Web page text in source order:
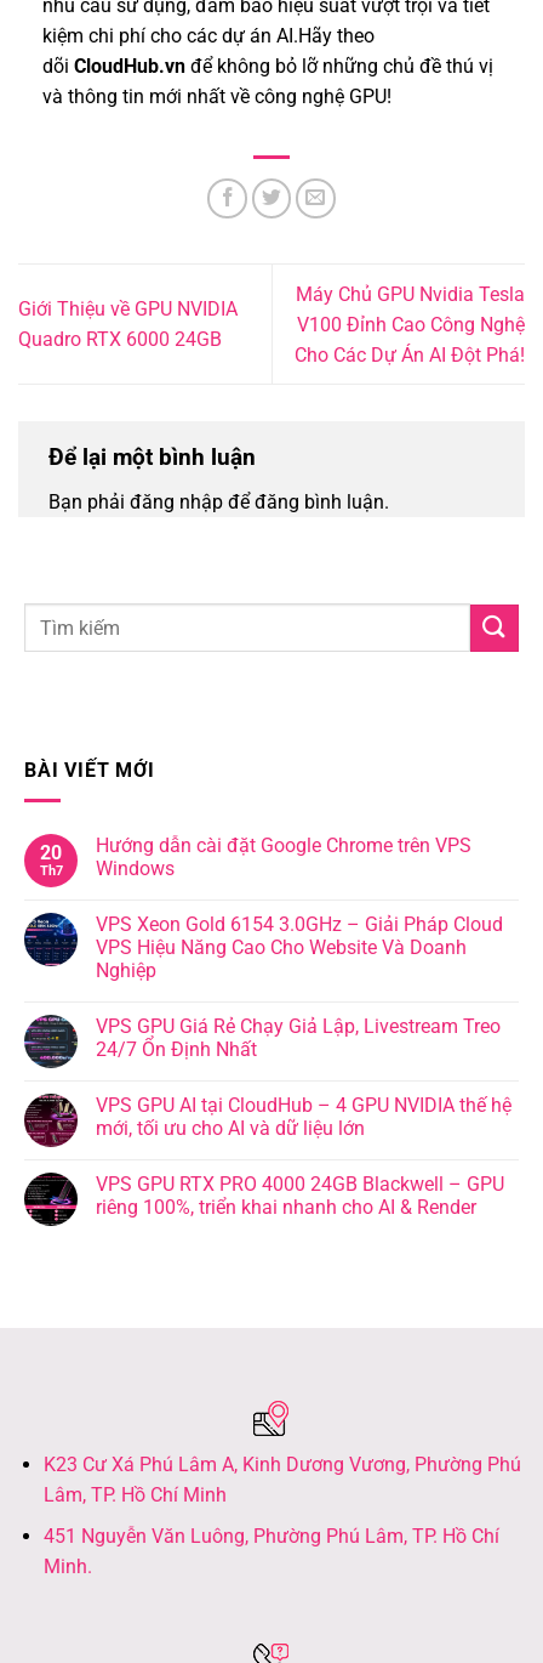
nhu cầu sử dụng, đảm bảo hiệu suất vượt trội và tiết
kiệm chi phí cho các dự án AI.Hãy theo
dõi CloudHub.vn để không bỏ lỡ những chủ đề thú vị
và thông tin mới nhất về công nghệ GPU!
Giới Thiệu về GPU NVIDIA
Quadro RTX 6000 24GB
Máy Chủ GPU Nvidia Tesla
V100 Đỉnh Cao Công Nghệ
Cho Các Dự Án AI Đột Phá!
Để lại một bình luận
Bạn phải đăng nhập để đăng bình luận.
BÀI VIẾT MỚI
20
Th7
Hướng dẫn cài đặt Google Chrome trên VPS
Windows
VPS Xeon Gold 6154 3.0GHz – Giải Pháp Cloud
VPS Hiệu Năng Cao Cho Website Và Doanh
Nghiệp
VPS GPU Giá Rẻ Chạy Giả Lập, Livestream Treo
24/7 Ổn Định Nhất
VPS GPU AI tại CloudHub – 4 GPU NVIDIA thế hệ
mới, tối ưu cho AI và dữ liệu lớn
VPS GPU RTX PRO 4000 24GB Blackwell – GPU
riêng 100%, triển khai nhanh cho AI & Render
K23 Cư Xá Phú Lâm A, Kinh Dương Vương, Phường Phú
Lâm, TP. Hồ Chí Minh
451 Nguyễn Văn Luông, Phường Phú Lâm, TP. Hồ Chí
Minh.